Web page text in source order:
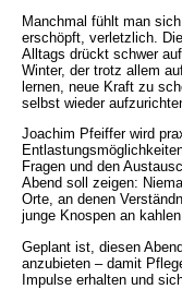
Manchmal fühlt man
erschöpft, verletzlich.
Alltags drückt schwer
Winter, der trotz allem
lernen, neue Kraft zu
selbst wieder
Joachim Pfeiffer wird
Fragen und den
Abend soll zeigen:
Orte, an denen
junge Knospen an
Geplant ist, diesen
anzubieten – damit
Impulse erhalten und